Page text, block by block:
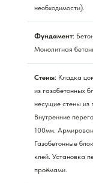
необходимости).
Фундамент:
Монолитная
Стены: Кладка
из газобетонных
несущие стены из
Внутренние
100мм.
Газобетонные
клей. Установка
проёмами.